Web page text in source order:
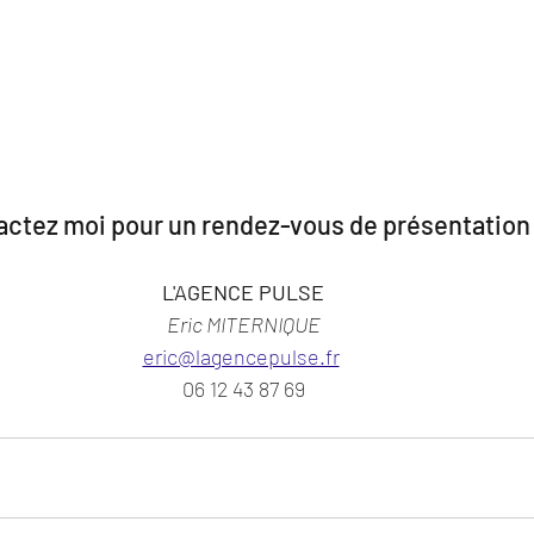
moi pour un rendez-vous de
L'AGENCE PULSE
Eric MITERNIQUE
eric@lagencepulse.fr
06 12 43 87 69